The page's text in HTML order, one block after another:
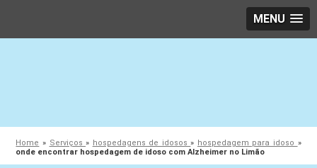
MENU
Home » Serviços» hospedagens de idosos» hospedagem para idoso »
onde encontrar hospedagem de idoso com Alzheimer no Limão